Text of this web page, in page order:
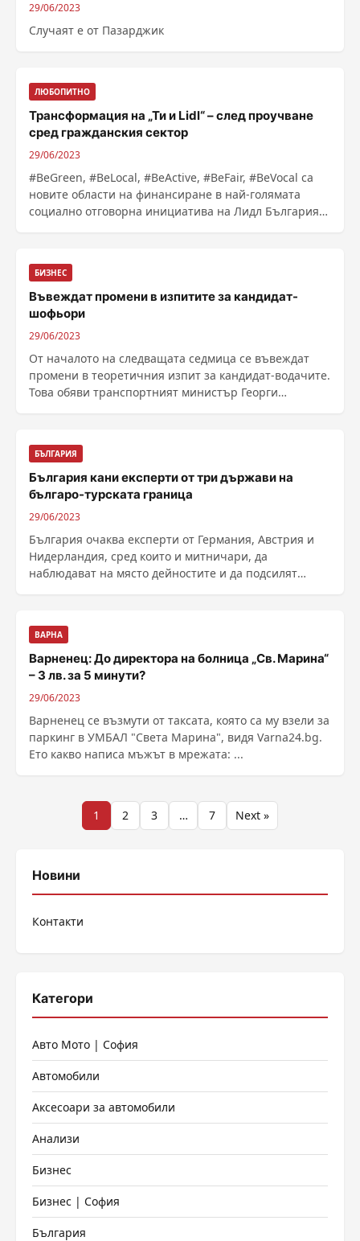
29/06/2023
Случаят е от Пазарджик
ЛЮБОПИТНО
Трансформация на „Ти и Lidl“ – след проучване
сред гражданския сектор
29/06/2023
#BeGreen, #BeLocal, #BeActive, #BeFair, #BeVocal са
новите области на финансиране в най-голямата
социално отговорна инициатива на Лидл България
БИЗНЕС
Въвеждат промени в изпитите за кандидат-
шофьори
29/06/2023
От началото на следващата седмица се въвеждат
промени в теоретичния изпит за кандидат-водачите.
Това обяви транспортният министър Георги
БЪЛГАРИЯ
България кани експерти от три държави на
българо-турската граница
29/06/2023
България очаква експерти от Германия, Австрия и
Нидерландия, сред които и митничари, да
наблюдават на място дейностите и да подсилят
ВАРНА
Варненец: До директора на болница „Св. Марина“
– 3 лв. за 5 минути?
29/06/2023
Варненец се възмути от таксата, която са му взели за
паркинг в УМБАЛ "Света Марина", видя Varna24.bg.
Ето какво написа мъжът в мрежата: ...
Разделяне
публикациите
1 2 3 … 7 Next »
Новини
Контакти
Категори
Авто Мото | София
Автомобили
Аксесоари за автомобили
Анализи
Бизнес
Бизнес | София
България